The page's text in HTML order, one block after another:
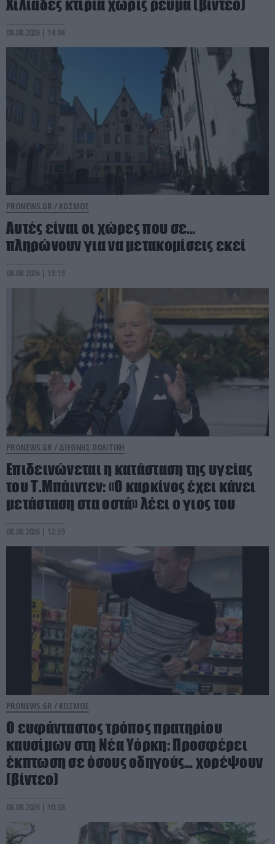
Χιλιάδες κτίρια χωρίς ρεύμα (βίντεο)
08.08.2026 | 14:04
PRONEWS.GR / ΚΟΣΜΟΣ
Αυτές είναι οι χώρες που σε…
πληρώνουν για να μετακομίσεις εκεί
08.08.2026 | 13:19
PRONEWS.GR / ΔΙΕΘΝΗΣ ΠΟΛΙΤΙΚΗ
Επιδεινώνεται η κατάσταση της υγείας
του Τ.Μπάιντεν: «Ο καρκίνος έχει κάνει
μετάσταση στα οστά» λέει ο γιος του
08.08.2026 | 12:59
PRONEWS.GR / ΚΟΣΜΟΣ
Ο ευφάνταστος τρόπος πρατηρίου
καυσίμων στη Νέα Υόρκη: Προσφέρει
έκπτωση σε όσους οδηγούς… χορέψουν
(βίντεο)
08.08.2026 | 10:38